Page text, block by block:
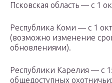
Псковская область — с 1
Республика Коми — с 1
(возможно изменение
обновлениями).
Республики Карелия — с
общедоступных